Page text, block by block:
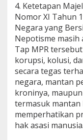
a
n
P
e
n
g
g
a
l
a
n
S
e
j
4. Ketetapan
Nomor XI Tahun
Negara yang
Nepotisme masih
Tap MPR
korupsi, kolusi,
secara tegas
negara, mantan
kroninya,
termasuk mantan
memperhatikan
hak asasi manusia.